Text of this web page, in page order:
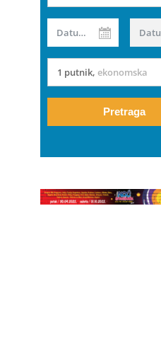
Datum od
1 putnik, ekonomska
Pretraga